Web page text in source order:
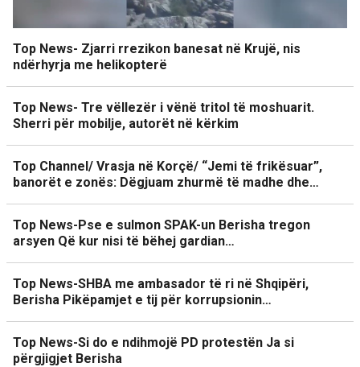
Top News- Zjarri rrezikon banesat në Krujë, nis
ndërhyrja me helikopterë
Top News- Tre vëllezër i vënë tritol të moshuarit.
Sherri për mobilje, autorët në kërkim
Top Channel/ Vrasja në Korçë/ “Jemi të frikësuar”,
banorët e zonës: Dëgjuam zhurmë të madhe dhe…
Top News-Pse e sulmon SPAK-un Berisha tregon
arsyen Që kur nisi të bëhej gardian…
Top News-SHBA me ambasador të ri në Shqipëri,
Berisha Pikëpamjet e tij për korrupsionin…
Top News-Si do e ndihmojë PD protestën Ja si
përgjigjet Berisha